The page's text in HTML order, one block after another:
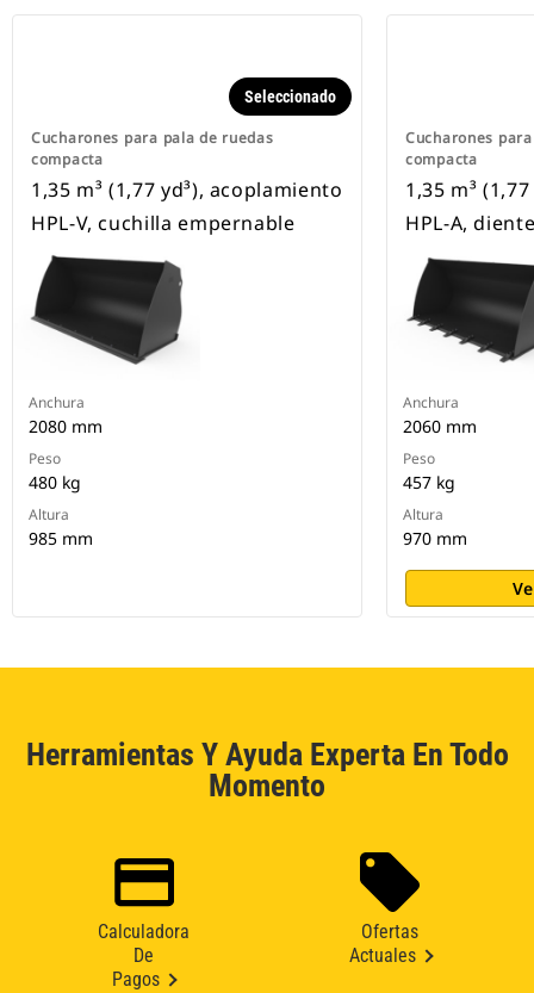
Cucharones para pala de ruedas
compacta
Seleccionado
1,35 m³ (1,77 yd³), acoplamiento
HPL-V, cuchilla empernable
Anchura
2080 mm
Peso
480 kg
Altura
985 mm
Cucharones
compacta
1,35 m³
HPL-A,
Anchura
2060 mm
Peso
457 kg
Altura
970 mm
Herramientas Y Ayuda Experta En Todo
Momento
Calculadora
De
Pagos
Ofertas
Actuales